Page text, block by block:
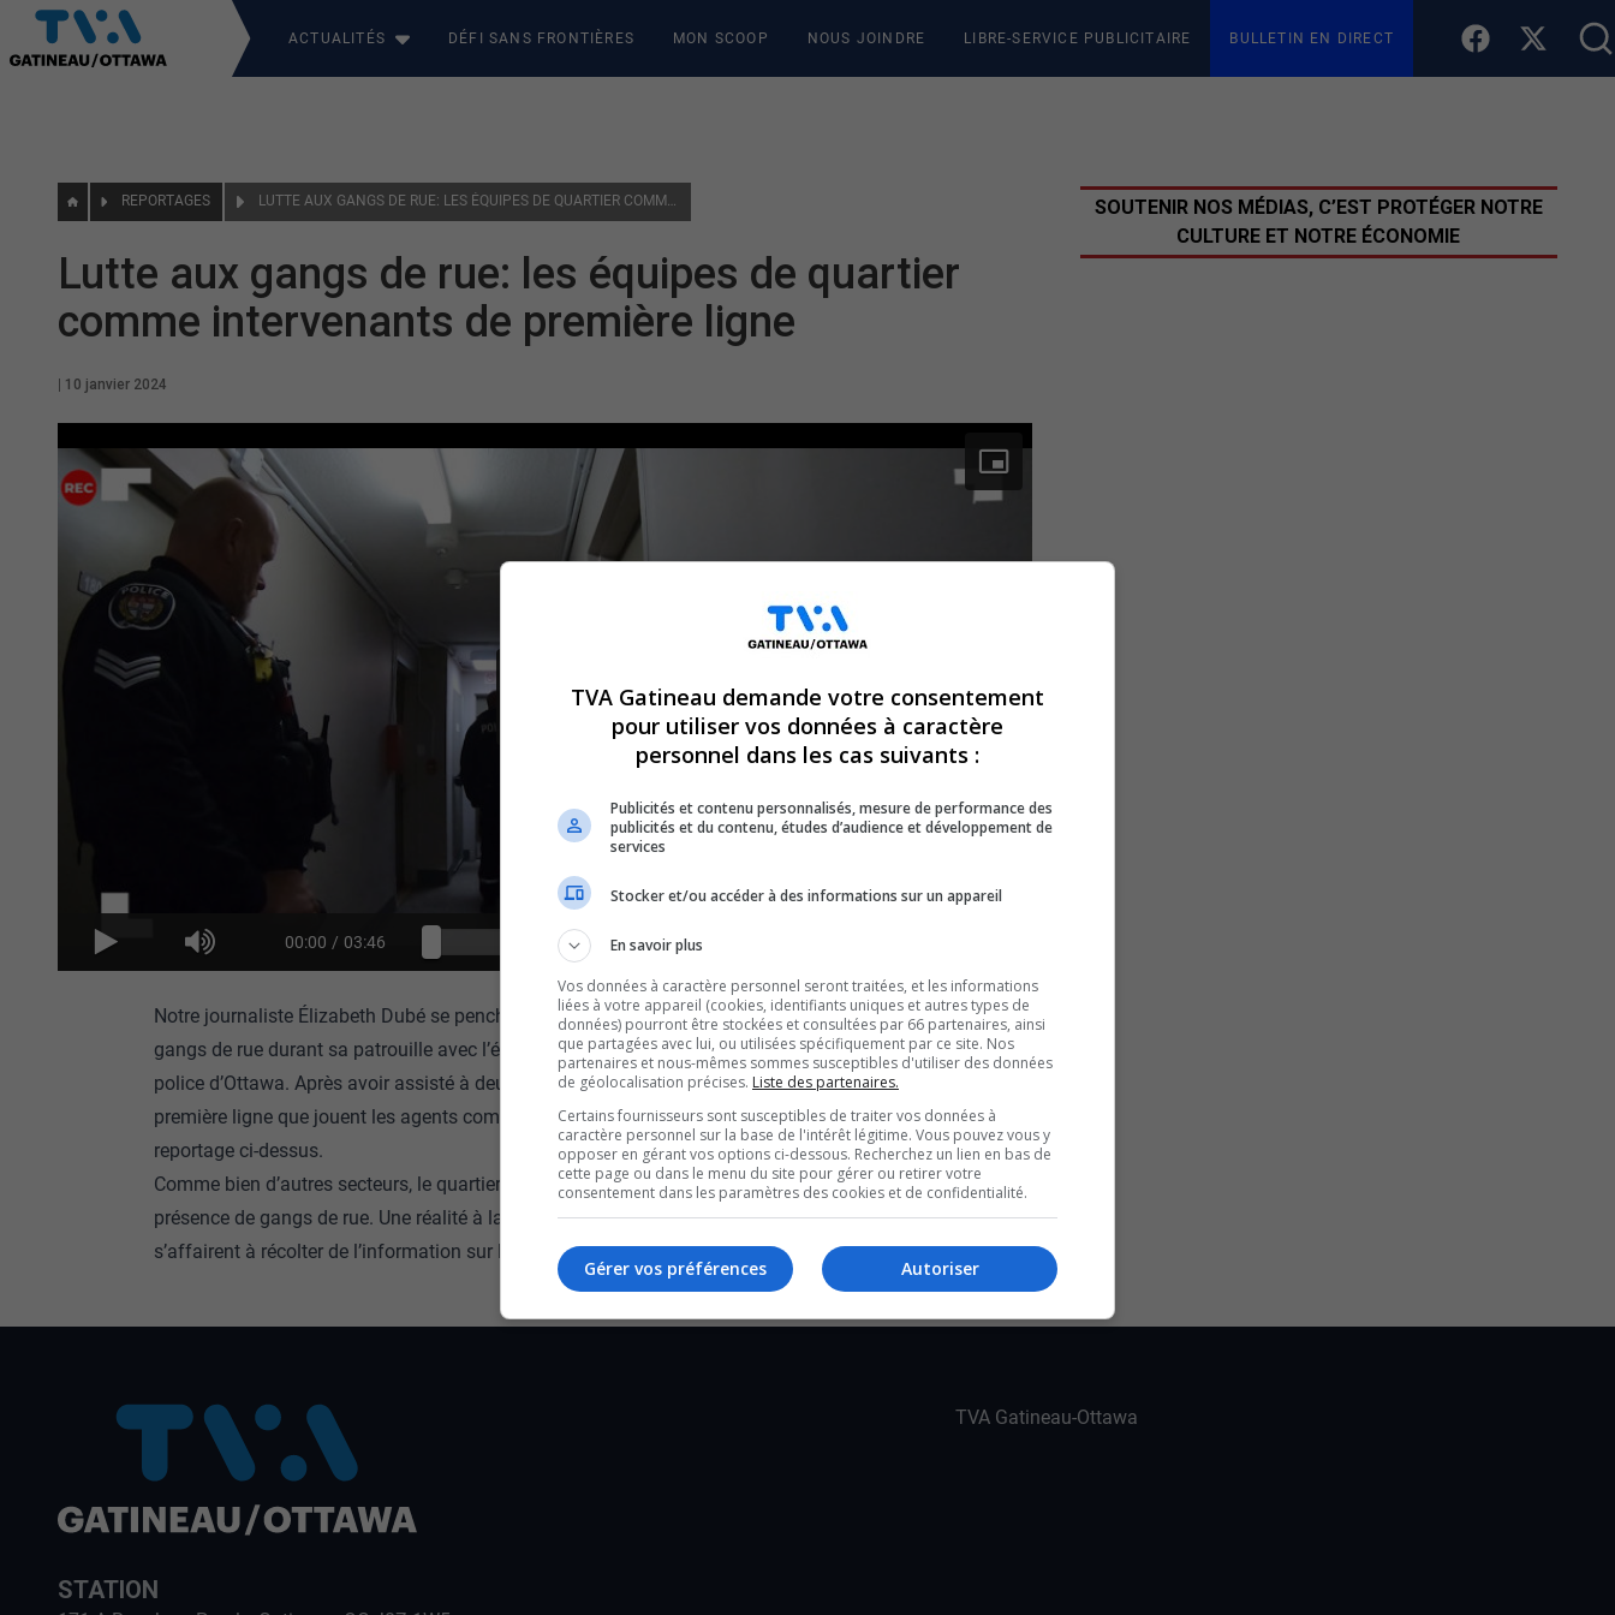
ACTUALITÉS DÉFI SANS FRONTIÈRES MON SCOOP NOUS JOINDRE LIBRE-SERVICE PUBLICITAIRE BULLETIN EN DIRECT
REPORTAGES LUTTE AUX GANGS DE RUE: LES ÉQUIPES DE QUARTIER COMME INTERVENANTS DE PREMIÈRE LIGNE
Lutte aux gangs de rue: les équipes de quartier
comme intervenants de première ligne
10 janvier 2024
00:00 / 03:46
Notre journaliste Élizabeth Dubé se penche sur les interventions policières et la lutte aux
gangs de rue durant sa patrouille avec l’équipe de ressources de quartier de Vanier de la
police d’Ottawa. Après avoir assisté à deux interventions, elle explore maintenant le rôle de
première ligne que jouent les agents communautaires dans la lutte aux gangs de rue dans le
reportage ci-dessus.
Comme bien d’autres secteurs, le quartier Vanier à Ottawa constate une augmentation de la
présence de gangs de rue. Une réalité à laquelle doivent s’adapter les forces de l’ordre, qui
s’affairent à récolter de l’information sur les groupes criminels.
SOUTENIR NOS MÉDIAS, C’EST PROTÉGER NOTRE
CULTURE ET NOTRE ÉCONOMIE
STATION
TVA Gatineau-Ottawa
TVA Gatineau demande votre consentement
pour utiliser vos données à caractère
personnel dans les cas suivants :
Publicités et contenu personnalisés, mesure de performance des
publicités et du contenu, études d’audience et développement de
services
Stocker et/ou accéder à des informations sur un appareil
En savoir plus
Vos données à caractère personnel seront traitées, et les informations
liées à votre appareil (cookies, identifiants uniques et autres types de
données) pourront être stockées et consultées par 66 partenaires, ainsi
que partagées avec lui, ou utilisées spécifiquement par ce site. Nos
partenaires et nous-mêmes sommes susceptibles d'utiliser des données
de géolocalisation précises. Liste des partenaires.
Certains fournisseurs sont susceptibles de traiter vos données à
caractère personnel sur la base de l'intérêt légitime. Vous pouvez vous y
opposer en gérant vos options ci-dessous. Recherchez un lien en bas de
cette page ou dans le menu du site pour gérer ou retirer votre
consentement dans les paramètres des cookies et de confidentialité.
Autoriser
Gérer vos préférences